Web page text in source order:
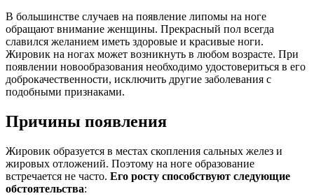
В большинстве случаев на появление липомы на ноге
обращают внимание женщины. Прекрасный пол всегда
славился желанием иметь здоровые и красивые ноги.
Жировик на ногах может возникнуть в любом возрасте. При
появлении новообразования необходимо удостовериться в его
доброкачественности, исключить другие заболевания с
подобными признаками.
Причины появления
Жировик образуется в местах скопления сальных желез и
жировых отложений. Поэтому на ноге образование
встречается не часто. Его росту способствуют следующие
обстоятельства: